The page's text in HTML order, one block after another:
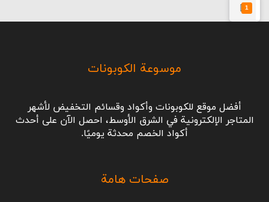
1
موسوعة الكوبونات
أفضل موقع للكوبونات وأكواد وقسائم التخفيض لأشهر
المتاجر الإلكترونية في الشرق الأوسط، احصل الآن على أحدث
أكواد الخصم محدثة يوميًا.
صفحات هامة